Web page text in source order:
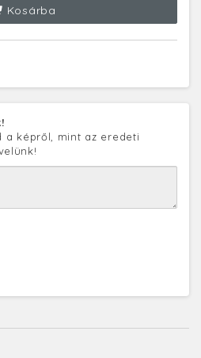
Kosárba
képről, mint az eredeti